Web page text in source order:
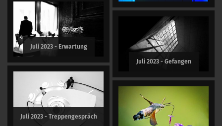
Juli 2023 - Erwartung
Juli 2023 - Gefangen
Juli 2023 - Treppengespräch